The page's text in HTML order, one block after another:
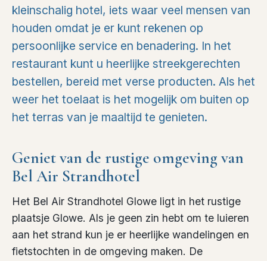
kleinschalig hotel, iets waar veel mensen van
houden omdat je er kunt rekenen op
persoonlijke service en benadering. In het
restaurant kunt u heerlijke streekgerechten
bestellen, bereid met verse producten. Als het
weer het toelaat is het mogelijk om buiten op
het terras van je maaltijd te genieten.
Geniet van de rustige omgeving van
Bel Air Strandhotel
Het Bel Air Strandhotel Glowe ligt in het rustige
plaatsje Glowe. Als je geen zin hebt om te luieren
aan het strand kun je er heerlijke wandelingen en
fietstochten in de omgeving maken. De